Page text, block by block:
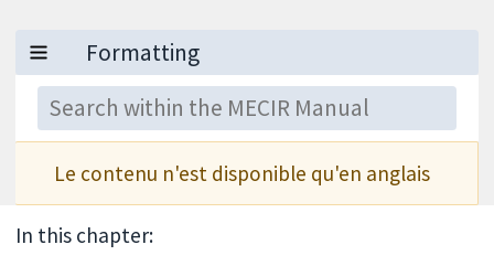
Le contenu n'est disponible qu'en anglais
In this chapter: